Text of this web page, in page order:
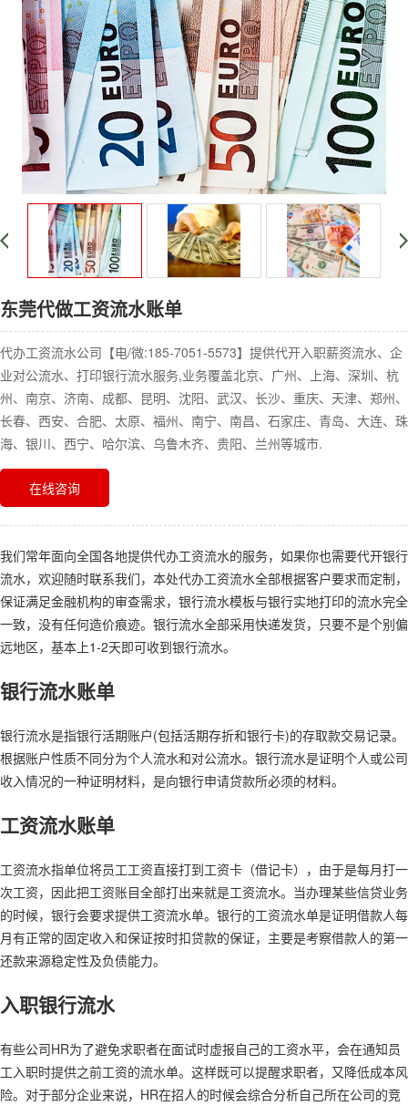
东莞代做工资流水账单
代办工资流水公司【电/微:185-7051-5573】提供代开入职薪资流水、企
业对公流水、打印银行流水服务,业务覆盖北京、广州、上海、深圳、杭
州、南京、济南、成都、昆明、沈阳、武汉、长沙、重庆、天津、郑州、
长春、西安、合肥、太原、福州、南宁、南昌、石家庄、青岛、大连、珠
海、银川、西宁、哈尔滨、乌鲁木齐、贵阳、兰州等城市.
在线咨询
我们常年面向全国各地提供代办工资流水的服务，如果你也需要代开银行
流水，欢迎随时联系我们，本处代办工资流水全部根据客户要求而定制，
保证满足金融机构的审查需求，银行流水模板与银行实地打印的流水完全
一致，没有任何造价痕迹。银行流水全部采用快递发货，只要不是个别偏
远地区，基本上1-2天即可收到银行流水。
银行流水账单
银行流水是指银行活期账户(包括活期存折和银行卡)的存取款交易记录。
根据账户性质不同分为个人流水和对公流水。银行流水是证明个人或公司
收入情况的一种证明材料，是向银行申请贷款所必须的材料。
工资流水账单
工资流水指单位将员工工资直接打到工资卡（借记卡），由于是每月打一
次工资，因此把工资账目全部打出来就是工资流水。当办理某些信贷业务
的时候，银行会要求提供工资流水单。银行的工资流水单是证明借款人每
月有正常的固定收入和保证按时扣贷款的保证，主要是考察借款人的第一
还款来源稳定性及负债能力。
入职银行流水
有些公司HR为了避免求职者在面试时虚报自己的工资水平，会在通知员
工入职时提供之前工资的流水单。这样既可以提醒求职者，又降低成本风
险。对于部分企业来说，HR在招人的时候会综合分析自己所在公司的竞